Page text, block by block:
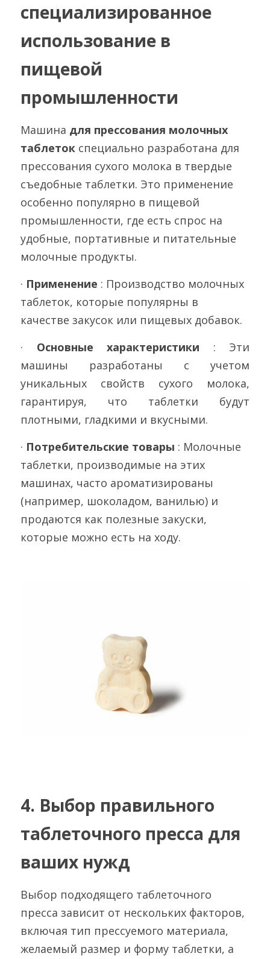
специализированное
использование в
пищевой
промышленности
Машина для прессования молочных
таблеток специально разработана для
прессования сухого молока в твердые
съедобные таблетки. Это применение
особенно популярно в пищевой
промышленности, где есть спрос на
удобные, портативные и питательные
молочные продукты.
· Применение : Производство молочных
таблеток, которые популярны в
качестве закусок или пищевых добавок.
· Основные характеристики : Эти
машины разработаны с учетом
уникальных свойств сухого молока,
гарантируя, что таблетки будут
плотными, гладкими и вкусными.
· Потребительские товары : Молочные
таблетки, производимые на этих
машинах, часто ароматизированы
(например, шоколадом, ванилью) и
продаются как полезные закуски,
которые можно есть на ходу.
4. Выбор правильного
таблеточного пресса для
ваших нужд
Выбор подходящего таблеточного
пресса зависит от нескольких факторов,
включая тип прессуемого материала,
желаемый размер и форму таблетки, а